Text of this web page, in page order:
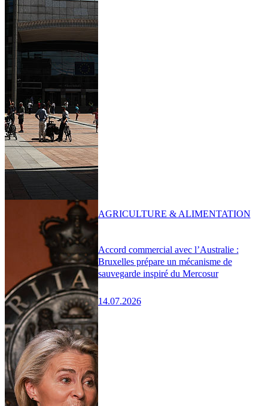
Accord commercial avec l’Australie :
Bruxelles prépare un mécanisme de
sauvegarde inspiré du Mercosur
14.07.2026
AGRICULTURE & ALIMENTATION